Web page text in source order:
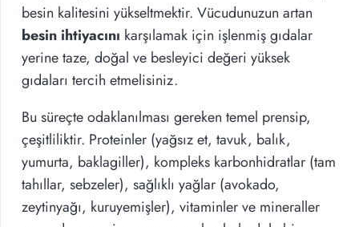
besin kalitesini yükseltmektir. Vücudunuzun artan
besin ihtiyacını karşılamak için işlenmiş gıdalar
yerine taze, doğal ve besleyici değeri yüksek
gıdaları tercih etmelisiniz.
Bu süreçte odaklanılması gereken temel prensip,
çeşitliliktir. Proteinler (yağsız et, tavuk, balık,
yumurta, baklagiller), kompleks karbonhidratlar (tam
tahıllar, sebzeler), sağlıklı yağlar (avokado,
zeytinyağı, kuruyemişler), vitaminler ve mineraller